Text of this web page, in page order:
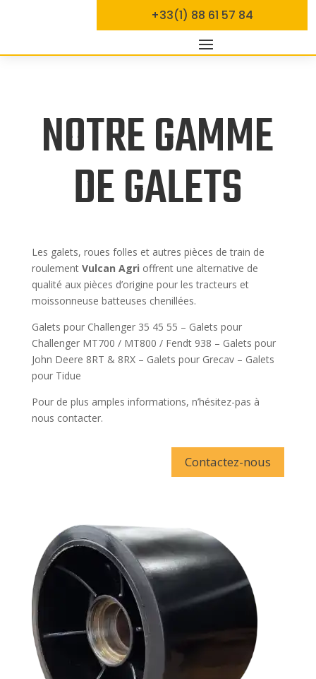
+33(1) 88 61 57 84
NOTRE GAMME
DE GALETS
Les galets, roues folles et autres pièces de train de
roulement Vulcan Agri offrent une alternative de
qualité aux pièces d’origine pour les tracteurs et
moissonneuse batteuses chenillées.
Galets pour Challenger 35 45 55 – Galets pour
Challenger MT700 / MT800 / Fendt 938 – Galets pour
John Deere 8RT & 8RX – Galets pour Grecav – Galets
pour Tidue
Pour de plus amples informations, n’hésitez-pas à
nous contacter.
Contactez-nous